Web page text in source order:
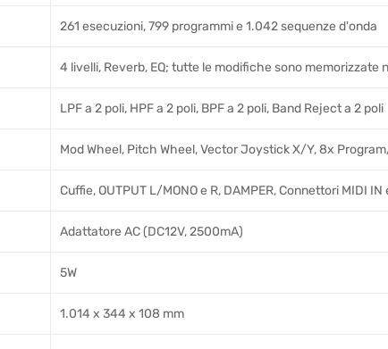
261 esecuzioni, 799 programmi e 1.042 sequenze d'onda
4 livelli, Reverb, EQ; tutte le modifiche sono memorizzate
LPF a 2 poli, HPF a 2 poli, BPF a 2 poli, Band Reject a 2 poli
Mod Wheel, Pitch Wheel, Vector Joystick X/Y, 8x
Cuffie, OUTPUT L/MONO e R, DAMPER, Connettori MIDI IN
Adattatore AC (DC12V, 2500mA)
5W
1.014 x 344 x 108 mm